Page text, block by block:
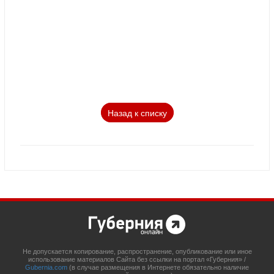
Назад к списку
Не допускается копирование, распространение, опубликование или иное
использование материалов Сайта без ссылки на портал «Губерния» /
Gubernia.com (в случае размещения в Интернете обязательно наличие